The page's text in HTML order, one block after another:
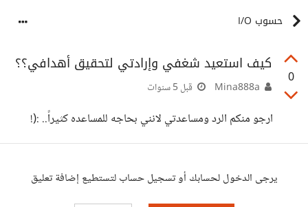
حسوب I/O
0
كيف استعيد شغفي وإرادتي لتحقيق أهدافي؟؟
قبل 5 سنوات
ارجو منكم الرد ومساعدتي لانني بحاجه للمساعده كثيراً.. :(!
يرجى الدخول لحسابك أو تسجيل حساب لتستطيع إضافة تعليق